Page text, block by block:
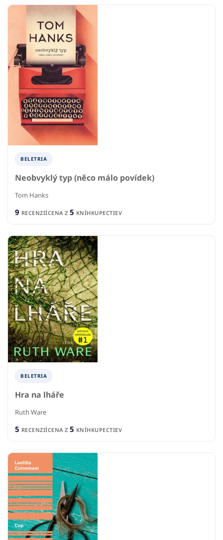
BELETRIA
Neobvyklý typ (něco málo povídek)
Tom Hanks
9 RECENZIÍCENA Z 5 KNÍHKUPECTIEV
BELETRIA
Hra na lháře
Ruth Ware
5 RECENZIÍCENA Z 5 KNÍHKUPECTIEV